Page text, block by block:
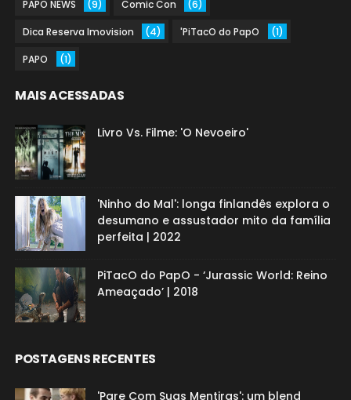
PAPO NEWS (9) Comic Con (6)
Dica Reserva Imovision (4) 'PiTacO do PapO (1)
PAPO (1)
MAIS ACESSADAS
Livro Vs. Filme: 'O Nevoeiro'
'Ninho do Mal': longa finlandês explora o
desumano e assustador mito da família
perfeita | 2022
PiTacO do PapO - ‘Jurassic World: Reino
Ameaçado’ | 2018
POSTAGENS RECENTES
'Pare Com Suas Mentiras': um blend